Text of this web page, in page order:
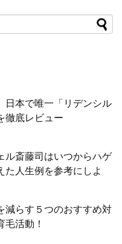
日本で唯一「リデンシル
徹底レビュー
ル斎藤司はいつからハゲ
た人生例を参考にしよ
減らす５つのおすすめ対
毛活動！